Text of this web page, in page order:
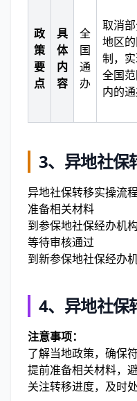
政
策
要
点
具
体
内
容
全
国
通
办
取消
地区
制，
全国
内的
3、异地社保
异地社保转移实操流程
准备相关材料
到参保地社保经办机
等待审核通过
到新参保地社保经办
4、异地社保
注意事项：
了解当地政策，确保
提前准备相关材料，
关注转移进度，及时